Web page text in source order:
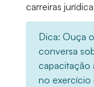
carreiras
Dica: Ouça o
conversa
capacitação
no exercício